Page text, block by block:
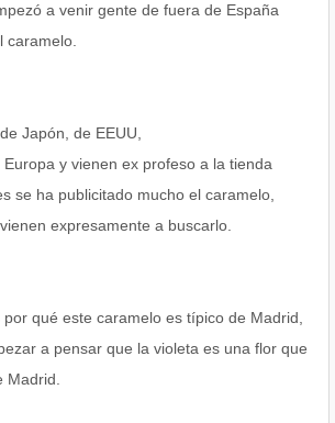
a venir gente de fuera de España
caramelo.
Japón, de EEUU,
y vienen ex profeso a la tienda
se ha publicitado mucho el caramelo,
expresamente a buscarlo.
qué este caramelo es típico de Madrid,
a pensar que la violeta es una flor que
Madrid.